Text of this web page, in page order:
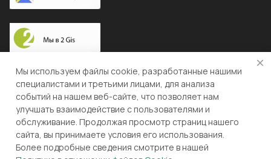
Доставка по России
© 2026 "ЛЕВША"
Конфиденциальность
Оферта
Мы используем файлы cookie, разработанные нашими
специалистами и третьими лицами, для анализа
событий на нашем веб-сайте, что позволяет нам
улучшать взаимодействие с пользователями и
обслуживание. Продолжая просмотр страниц нашего
сайта, вы принимаете условия его использования.
Более подробные сведения смотрите в нашей